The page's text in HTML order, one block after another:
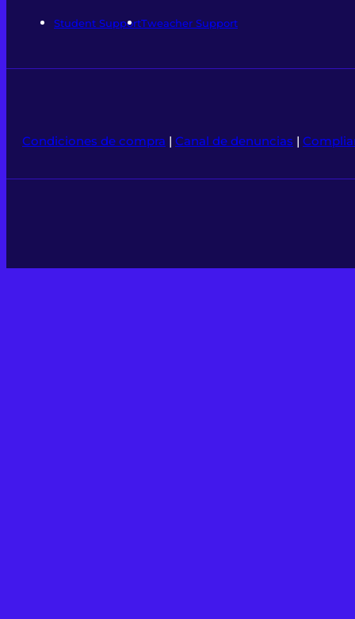
Student SupportTweacher Support
Condiciones de compra | Canal de denuncias |